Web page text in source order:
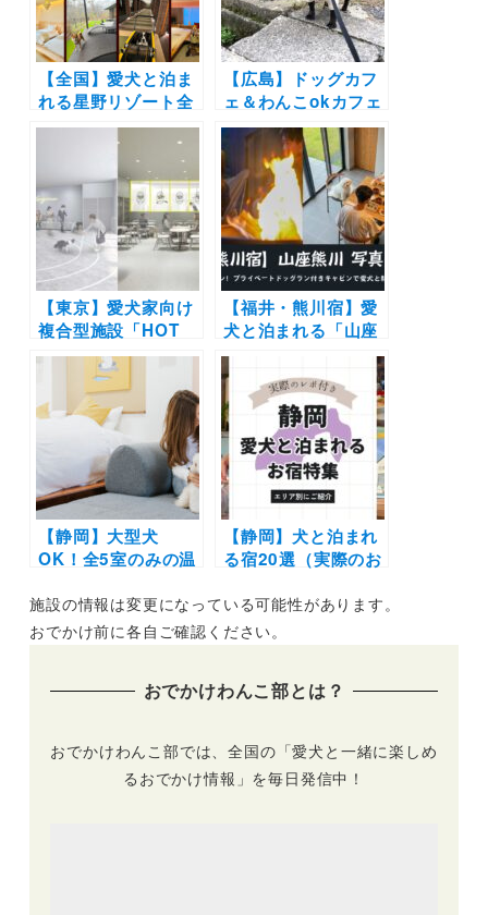
【全国】愛犬と泊ま
れる星野リゾート全
42施設大特集！実際
のお泊まり写真レポ
や口コミも | 大切な
ペットと特別な旅行
を楽しもう♪
【広島】ドッグカフ
ェ＆わんこokカフェ
19選 | 店内同伴でコ
ース料理や手打ちそ
ばにお好み焼きも！
海が見える絶景カフ
ェなど実際のおでか
けレポート写真付き
【東京】愛犬家向け
複合型施設「HOT
DOG TOWN
Ariake」が2024年
10月オープン！屋内
ドッグラン完備で雨
の日も楽しめる
【福井・熊川宿】愛
犬と泊まれる「山座
熊川」写真レポート
| プライベートドッ
グラン付きキャビン
でペットと山暮らし
体験
【静岡】大型犬
OK！全5室のみの温
伊豆城ヶ崎」がオー
プン！お得なオープ
【静岡】犬と泊まれ
る宿20選（実際のお
リア別に温泉やコテ
ージなど新施設や穴
施設の情報は変更になっている可能性があります。
おでかけ前に各自ご確認ください。
おでかけわんこ部とは？
おでかけわんこ部では、全国の「愛犬と一緒に楽しめ
るおでかけ情報」を毎日発信中！